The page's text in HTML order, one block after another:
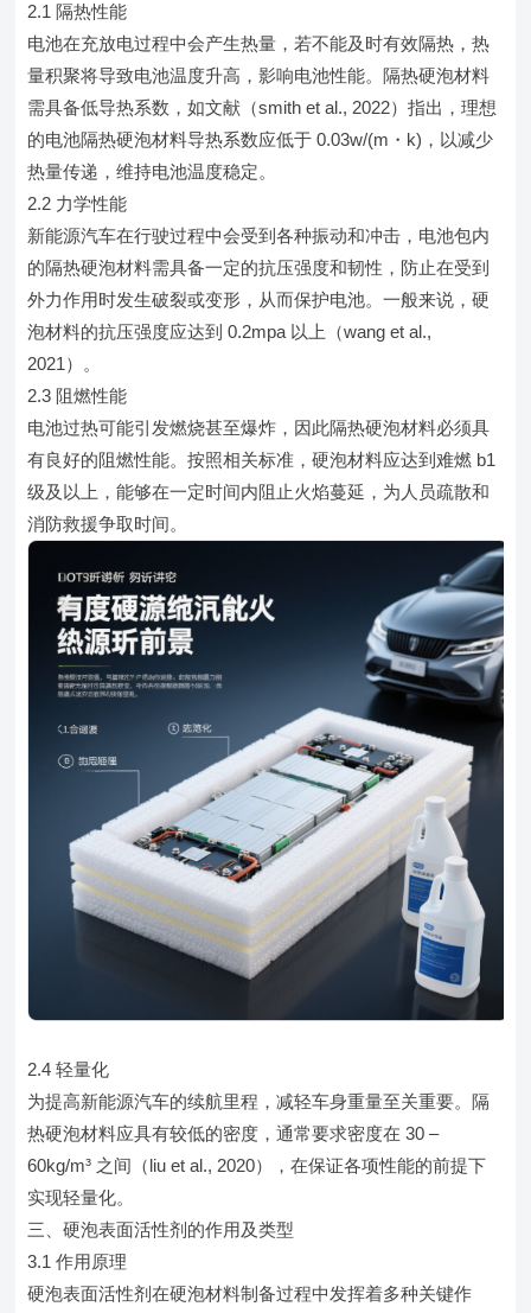
2.1 隔热性能
电池在充放电过程中会产生热量，若不能及时有效隔热，热
量积聚将导致电池温度升高，影响电池性能。隔热硬泡材料
需具备低导热系数，如文献（smith et al., 2022）指出，理想
的电池隔热硬泡材料导热系数应低于 0.03w/(m・k)，以减少
热量传递，维持电池温度稳定。
2.2 力学性能
新能源汽车在行驶过程中会受到各种振动和冲击，电池包内
的隔热硬泡材料需具备一定的抗压强度和韧性，防止在受到
外力作用时发生破裂或变形，从而保护电池。一般来说，硬
泡材料的抗压强度应达到 0.2mpa 以上（wang et al.,
2021）。
2.3 阻燃性能
电池过热可能引发燃烧甚至爆炸，因此隔热硬泡材料必须具
有良好的阻燃性能。按照相关标准，硬泡材料应达到难燃 b1
级及以上，能够在一定时间内阻止火焰蔓延，为人员疏散和
消防救援争取时间。
2.4 轻量化
为提高新能源汽车的续航里程，减轻车身重量至关重要。隔
热硬泡材料应具有较低的密度，通常要求密度在 30 –
60kg/m³ 之间（liu et al., 2020），在保证各项性能的前提下
实现轻量化。
三、硬泡表面活性剂的作用及类型
3.1 作用原理
硬泡表面活性剂在硬泡材料制备过程中发挥着多种关键作